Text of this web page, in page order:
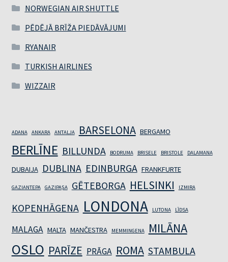
NORWEGIAN AIR SHUTTLE
PĒDĒJĀ BRĪŽA PIEDĀVĀJUMI
RYANAIR
TURKISH AIRLINES
WIZZAIR
ADANA ANKARA ANTALJA BARSELONA BERGAMO
BERLĪNE BILLUNDA BODRUMA BRISELE BRISTOLE DALAMANA
DUBAIJA DUBLINA EDINBURGA FRANKFURTE
GAZIANTEPA GAZIPAŞA GĒTEBORGA HELSINKI IZMIRA
KOPENHĀGENA LONDONA LUTONA LĪDSA
MALAGA MALTA MANČESTRA MEMMINGENA MILĀNA
OSLO PARĪZE PRĀGA ROMA STAMBULA